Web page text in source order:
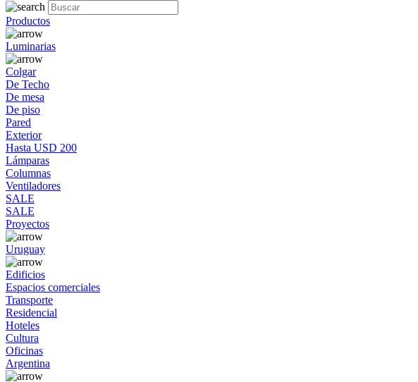
Productos
Luminarias
Colgar
De Techo
De mesa
De piso
Pared
Exterior
Hasta USD 200
Lámparas
Columnas
Ventiladores
SALE
SALE
Proyectos
Uruguay
Edificios
Espacios comerciales
Transporte
Residencial
Hoteles
Cultura
Oficinas
Argentina